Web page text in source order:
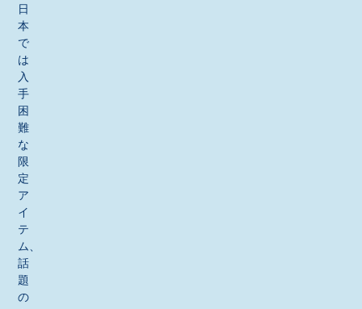
日
本
で
は
入
手
困
難
な
限
定
ア
イ
テ
ム、
話
題
の